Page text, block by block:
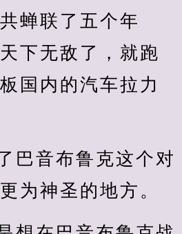
蝉联了五个年
下无敌了，就跑
国内的汽车拉力
巴音布鲁克这个对
为神圣的地方。